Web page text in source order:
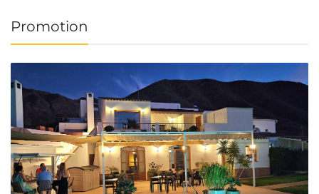
Promotion